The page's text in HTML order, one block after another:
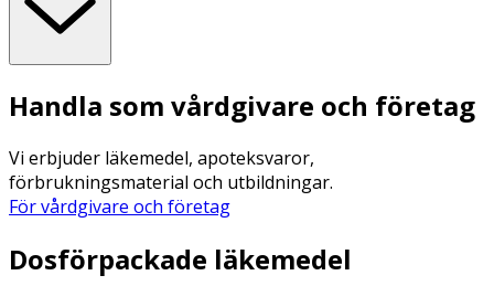
Handla som vårdgivare och företag
Vi erbjuder läkemedel, apoteksvaror,
förbrukningsmaterial och utbildningar.
För vårdgivare och företag
Dosförpackade läkemedel